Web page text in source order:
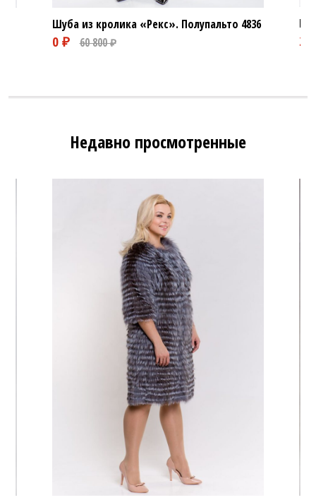
Шуба из кролика «Рекс». Полупальто 4836
Недавно просмотренные